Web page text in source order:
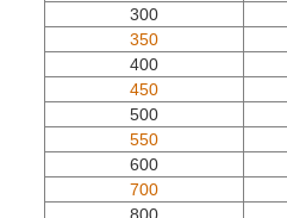
300
350
400
450
500
550
600
700